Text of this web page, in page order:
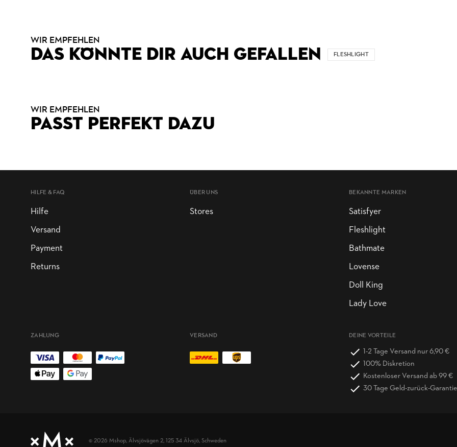
WIR EMPFEHLEN
DAS KÖNNTE DIR AUCH GEFALLEN FLESHLIGHT
WIR EMPFEHLEN
PASST PERFEKT DAZU
HILFE & FAQ
Hilfe
Versand
Payment
Returns
ÜBER UNS
Stores
BEKANNTE MARKEN
Satisfyer
Fleshlight
Bathmate
Lovense
Doll King
Lady Love
DEINE VORTEILE
1-2 Tage Versand nur 6,90 €
100% Diskretion
Kostenloser Versand ab 99 €
30 Tage Geld-zurück-Garantie
ZAHLUNG VERSAND
© 2026 Mshop, Älvsjövägen 2, 125 34 Älvsjö, Schweden